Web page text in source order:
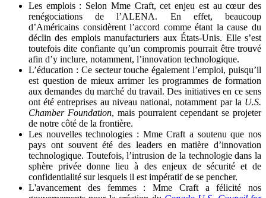
Les emplois : Selon Mme Craft, cet enjeu est au cœur des
renégociations de l’ALENA. En effet, beaucoup
d’Américains considèrent l’accord comme étant la cause du
déclin des emplois manufacturiers aux États-Unis. Elle s’est
toutefois dite confiante qu’un compromis pourrait être trouvé
afin d’y inclure, notamment, l’innovation technologique.
L’éducation : Ce secteur touche également l’emploi, puisqu’il
est question de mieux arrimer les programmes de formation
aux demandes du marché du travail. Des initiatives en ce sens
ont été entreprises au niveau national, notamment par la U.S.
Chamber Foundation, mais pourraient cependant se projeter
de notre côté de la frontière.
Les nouvelles technologies : Mme Craft a soutenu que nos
pays ont souvent été des leaders en matière d’innovation
technologique. Toutefois, l’intrusion de la technologie dans la
sphère privée donne lieu à des enjeux de sécurité et de
confidentialité sur lesquels il est impératif de se pencher.
L'avancement des femmes : Mme Craft a félicité nos